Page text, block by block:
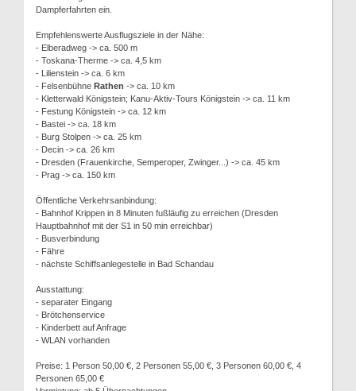
Dampferfahrten ein.
Empfehlenswerte Ausflugsziele in der Nähe:
- Elberadweg -> ca. 500 m
- Toskana-Therme -> ca. 4,5 km
- Lilienstein -> ca. 6 km
- Felsenbühne Rathen -> ca. 10 km
- Kletterwald Königstein; Kanu-Aktiv-Tours Königstein -> ca. 11 km
- Festung Königstein -> ca. 12 km
- Bastei -> ca. 18 km
- Burg Stolpen -> ca. 25 km
- Decin -> ca. 26 km
- Dresden (Frauenkirche, Semperoper, Zwinger...) -> ca. 45 km
- Prag -> ca. 150 km
Öffentliche Verkehrsanbindung:
- Bahnhof Krippen in 8 Minuten fußläufig zu erreichen (Dresden
Hauptbahnhof mit der S1 in 50 min erreichbar)
- Busverbindung
- Fähre
- nächste Schiffsanlegestelle in Bad Schandau
Ausstattung:
- separater Eingang
- Brötchenservice
- Kinderbett auf Anfrage
- WLAN vorhanden
Preise: 1 Person 50,00 €, 2 Personen 55,00 €, 3 Personen 60,00 €, 4
Personen 65,00 €